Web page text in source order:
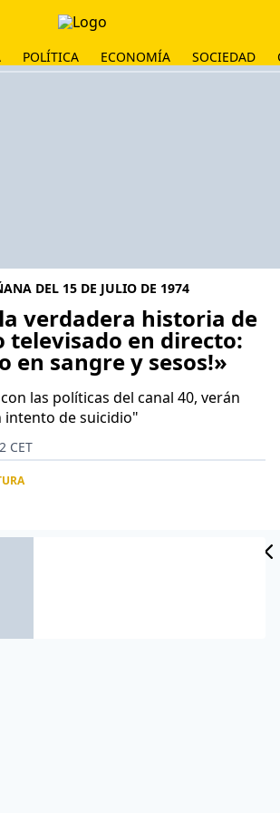
POLÍTICA ECONOMÍA SOCIEDAD
DEL 15 DE JULIO DE 1974
verdadera historia de
televisado en directo:
en sangre y sesos!»
las políticas del canal 40, verán
de suicidio"
CET
apareció en las pantallas de
Sarasota, Florida (Estados Unidos)